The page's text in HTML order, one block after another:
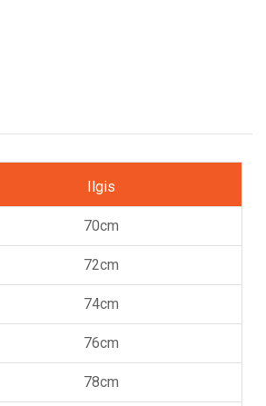
Ilgis
70cm
72cm
74cm
76cm
78cm